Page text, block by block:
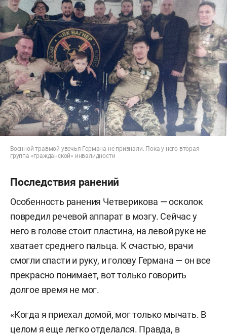
Военной травмой увечья Германа не признали. Пока у него вторая
группа «гражданской» инвалидности
Последствия ранений
Особенность ранения Четверикова — осколок
повредил речевой аппарат в мозгу. Сейчас у
него в голове стоит пластина, на левой руке не
хватает среднего пальца. К счастью, врачи
смогли спасти и руку, и голову Германа — он все
прекрасно понимает, вот только говорить
долгое время не мог.
«Когда я приехал домой, мог только мычать. В
целом я еще легко отделался. Правда, в